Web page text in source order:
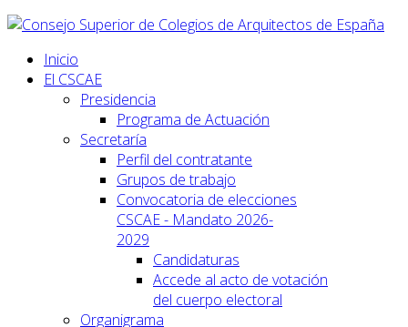
Inicio
El CSCAE
Presidencia
Programa de Actuación
Secretaría
Perfil del contratante
Grupos de trabajo
Convocatoria de elecciones
CSCAE - Mandato 2026-
2029
Candidaturas
Accede al acto de votación
del cuerpo electoral
Organigrama